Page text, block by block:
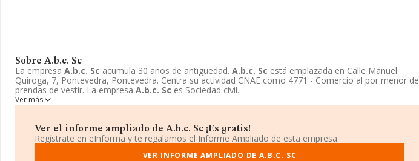
Sobre A.b.c. Sc
La empresa A.b.c. Sc acumula 30 años de antigüedad. A.b.c. Sc está emplazada en Calle Manuel
Quiroga, 7, Pontevedra, Pontevedra. Centra su actividad CNAE como 4771 - Comercio al por menor de
prendas de vestir. La empresa A.b.c. Sc es Sociedad civil.
Ver más
Ver el informe ampliado de A.b.c. Sc ¡Es gratis!
Regístrate en eInforma y te regalamos el Informe Ampliado de esta empresa.
VER INFORME AMPLIADO DE A.B.C. SC